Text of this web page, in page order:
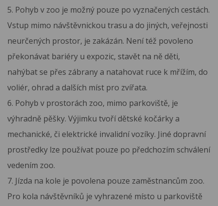
5. Pohyb v zoo je možný pouze po vyznačených cestách.
Vstup mimo návštěvnickou trasu a do jiných, veřejnosti
neurčených prostor, je zakázán. Není též povoleno
překonávat bariéry u expozic, stavět na ně děti,
nahýbat se přes zábrany a natahovat ruce k mřížím, do
voliér, ohrad a dalších míst pro zvířata.
6. Pohyb v prostorách zoo, mimo parkoviště, je
výhradně pěšky. Výjimku tvoří dětské kočárky a
mechanické, či elektrické invalidní vozíky. Jiné dopravní
prostředky lze používat pouze po předchozím schválení
vedením zoo.
7. Jízda na kole je povolena pouze zaměstnancům zoo.
Pro kola návštěvníků je vyhrazené místo u parkoviště